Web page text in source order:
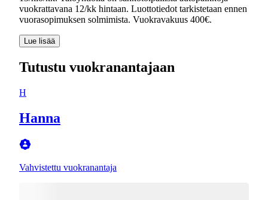
vuokrattavana 12/kk hintaan. Luottotiedot tarkistetaan ennen
vuorasopimuksen solmimista. Vuokravakuus 400€.
Lue lisää
Tutustu vuokranantajaan
H
Hanna
Vahvistettu vuokranantaja